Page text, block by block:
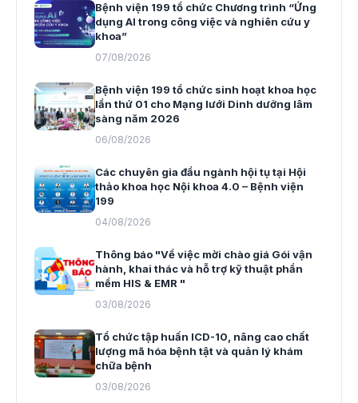
Bệnh viện 199 tổ chức Chương trình “Ứng
dụng AI trong công việc và nghiên cứu y
khoa”
07/08/2026
Bệnh viện 199 tổ chức sinh hoạt khoa học
lần thứ 01 cho Mạng lưới Dinh dưỡng lâm
sàng năm 2026
06/08/2026
Các chuyên gia đầu ngành hội tụ tại Hội
thảo khoa học Nội khoa 4.0 – Bệnh viện
199
04/08/2026
Thông báo "Về việc mời chào giá Gói vận
hành, khai thác và hỗ trợ kỹ thuật phần
mềm HIS & EMR "
03/08/2026
Tổ chức tập huấn ICD-10, nâng cao chất
lượng mã hóa bệnh tật và quản lý khám
chữa bệnh
03/08/2026